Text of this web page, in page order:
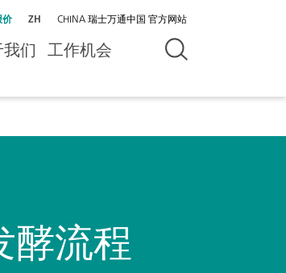
ZH CHINA 瑞士万通中国 官方网站
们 工作机会
酵流程